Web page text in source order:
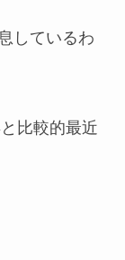
しているわ
比較的最近